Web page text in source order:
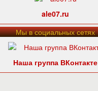
ale07.ru
Мы в социальных сетях
Наша группа ВКонтакте